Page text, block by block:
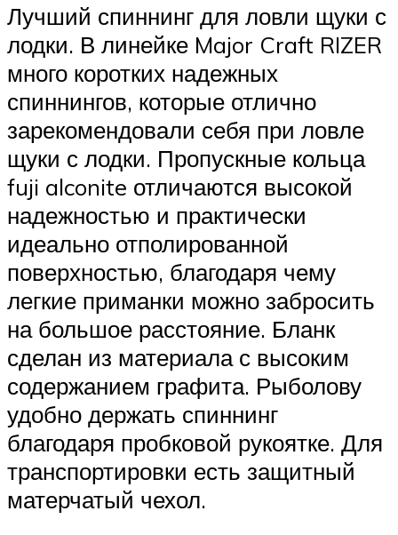
Лучший спиннинг для ловли щуки с
лодки. В линейке Major Craft RIZER
много коротких надежных
спиннингов, которые отлично
зарекомендовали себя при ловле
щуки с лодки. Пропускные кольца
fuji alconite отличаются высокой
надежностью и практически
идеально отполированной
поверхностью, благодаря чему
легкие приманки можно забросить
на большое расстояние. Бланк
сделан из материала с высоким
содержанием графита. Рыболову
удобно держать спиннинг
благодаря пробковой рукоятке. Для
транспортировки есть защитный
матерчатый чехол.